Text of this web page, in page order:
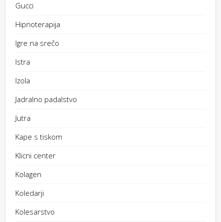
Gucci
Hipnoterapija
Igre na srečo
Istra
Izola
Jadralno padalstvo
Jutra
Kape s tiskom
Klicni center
Kolagen
Koledarji
Kolesarstvo